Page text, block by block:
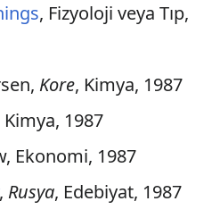
, Fizyoloji veya Tıp,
Kore, Kimya, 1987
1987
Ekonomi, 1987
Rusya, Edebiyat, 1987